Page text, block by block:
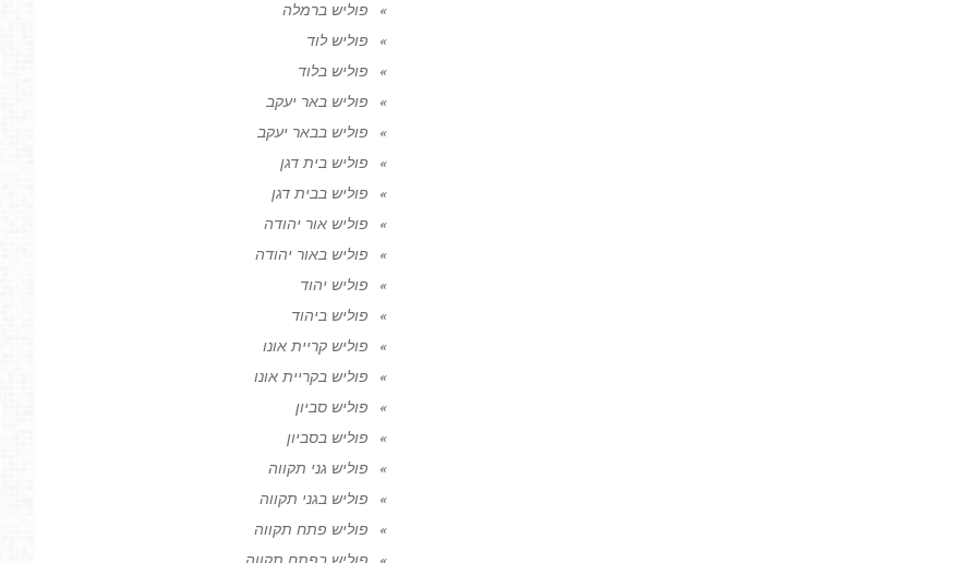
פוליש ברמלה
פוליש לוד
פוליש בלוד
פוליש באר יעקב
פוליש בבאר יעקב
פוליש בית דגן
פוליש בבית דגן
פוליש אור יהודה
פוליש באור יהודה
פוליש יהוד
פוליש ביהוד
פוליש קריית אונו
פוליש בקריית אונו
פוליש סביון
פוליש בסביון
פוליש גני תקווה
פוליש בגני תקווה
פוליש פתח תקווה